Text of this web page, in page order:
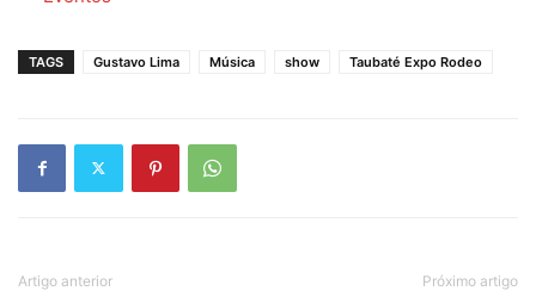
TAGS Gustavo Lima Música show Taubaté Expo Rodeo
Artigo anterior Próximo artigo